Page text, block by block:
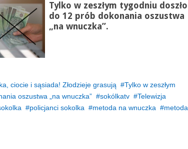
Tylko w zeszłym tygodniu doszło
do 12 prób dokonania oszustwa
„na wnuczka”.
ciocie i sąsiada! Złodzieje grasują
Tylko w zeszłym
oszustwa „na wnuczka”
sokólkatv
Telewizja
policjanci sokolka metoda na wnuczka
metoda